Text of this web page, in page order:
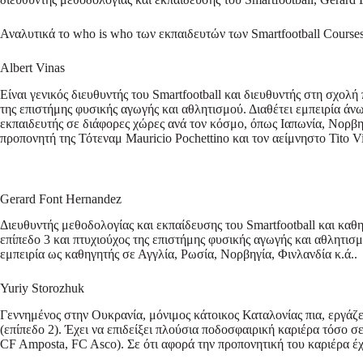
Αναλυτικά το who is who των εκπαιδευτών των Smartfootball
Albert Vinas
Είναι γενικός διευθυντής του Smartfootball και διευθυντής στη
της επιστήμης φυσικής αγωγής και αθλητισμού. Διαθέτει εμπειρία
εκπαιδευτής σε διάφορες χώρες ανά τον κόσμο, όπως Ιαπωνία,
προπονητή της Τότεναμ Mauricio Pochettino και τον αείμνηστο Tito
Gerard Font Hernandez
Διευθυντής μεθοδολογίας και εκπαίδευσης του Smartfootball και
επίπεδο 3 και πτυχιούχος της επιστήμης φυσικής αγωγής και
εμπειρία ως καθηγητής σε Αγγλία, Ρωσία, Νορβηγία, Φινλανδία κ.ά..
Yuriy Storozhuk
Γεννημένος στην Ουκρανία, μόνιμος κάτοικος Καταλονίας πια,
(επίπεδο 2). Έχει να επιδείξει πλούσια ποδοσφαιρική καριέρα
CF Amposta, FC Asco). Σε ότι αφορά την προπονητική του καριέρα